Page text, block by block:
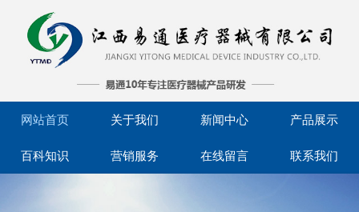
网站首页 关于我们 新闻中心 产品展示
百科知识 营销服务 在线留言 联系我们